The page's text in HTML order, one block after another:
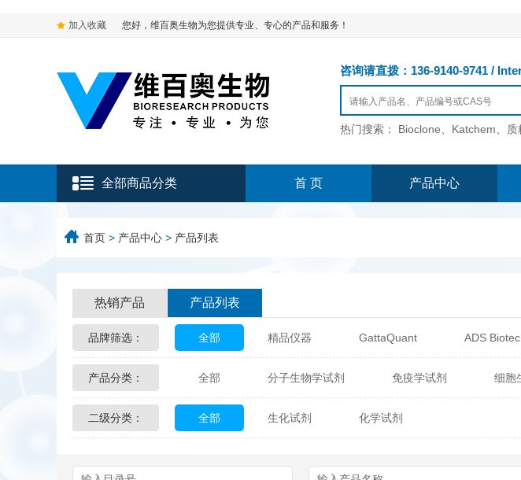
加入收藏 您好，维百奥生物为您提供专业、专心的产品和服务！
咨询请直拨：136-9140-9741 /
热门搜索： Bioclone、Katchem、质
全部商品分类 首 页 产品中心
首页 > 产品中心 > 产品列表
热销产品 产品列表
品牌筛选： 全部 精品仪器 GattaQuant ADS Biotec
Glycon Biochem Sterlitech 热销产品
Echelon Biosciences Verichem Laboratories
产品分类： 全部 分子生物学试剂 免疫学试剂 细胞
化学及生物化学试剂 材料学试剂
二级分类： 全部 生化试剂 化学试剂